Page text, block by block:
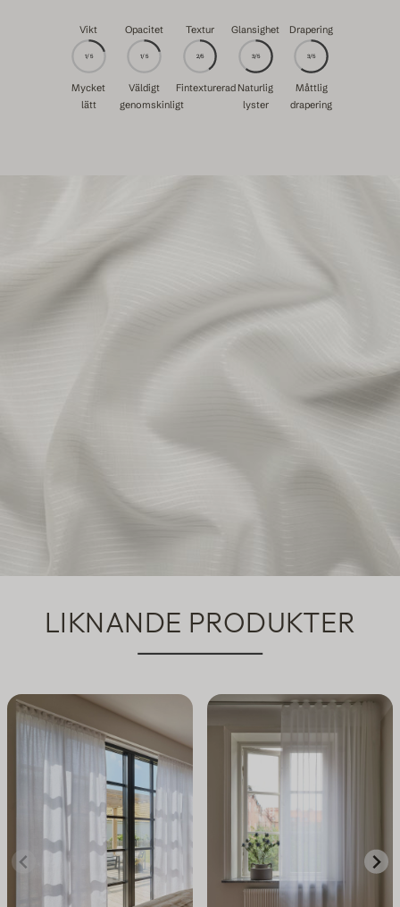
Vikt
1/5
Mycket
lätt
Opacitet
1/5
Väldigt
genomskinligt
Textur
2/5
Fintexturerad
Glansighet
3/5
Naturlig
lyster
Drapering
3/5
Måttlig
drapering
LIKNANDE PRODUKTER